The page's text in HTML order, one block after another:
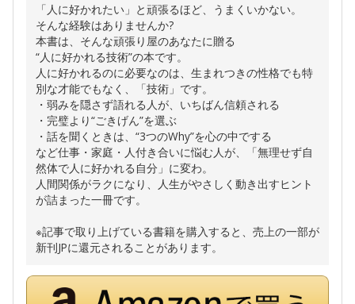
「人に好かれたい」と頑張るほど、うまくいかない。
そんな経験はありませんか?
本書は、そんな頑張り屋のあなたに贈る
“人に好かれる技術”の本です。
人に好かれるのに必要なのは、生まれつきの性格でも特
別な才能でもなく、「技術」です。
・弱みを隠さず語れる人が、いちばん信頼される
・完璧より“ごきげん”を選ぶ
・話を聞くときは、“3つのWhy”を心の中でする
など仕事・家庭・人付き合いに悩む人が、「無理せず自
然体で人に好かれる自分」に変わ。
人間関係がラクになり、人生がやさしく動き出すヒント
が詰まった一冊です。
※記事で取り上げている書籍を購入すると、売上の一部が
新刊JPに還元されることがあります。